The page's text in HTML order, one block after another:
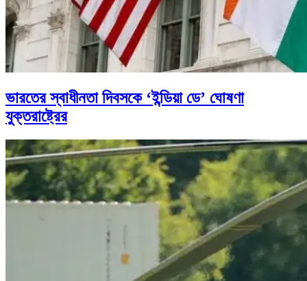
ভারতের স্বাধীনতা দিবসকে ‘ইন্ডিয়া ডে’ ঘোষণা
যুক্তরাষ্ট্রের